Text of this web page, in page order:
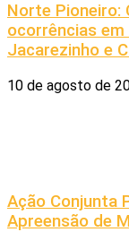
Norte Pioneiro:
ocorrências
Jacarezinho e
10 de agosto de
Ação Conjunta
Apreensão de